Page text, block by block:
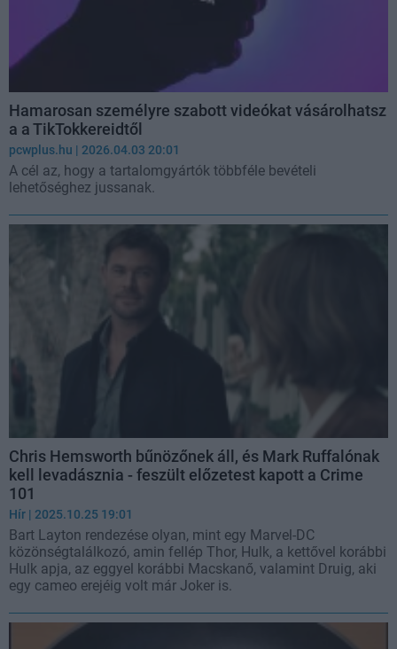
Hamarosan személyre szabott videókat vásárolhatsz
a a TikTokkereidtől
pcwplus.hu | 2026.04.03 20:01
A cél az, hogy a tartalomgyártók többféle bevételi
lehetőséghez jussanak.
Chris Hemsworth bűnözőnek áll, és Mark Ruffalónak
kell levadásznia - feszült előzetest kapott a Crime
101
Hír | 2025.10.25 19:01
Bart Layton rendezése olyan, mint egy Marvel-DC
közönségtalálkozó, amin fellép Thor, Hulk, a kettővel korábbi
Hulk apja, az eggyel korábbi Macskanő, valamint Druig, aki
egy cameo erejéig volt már Joker is.